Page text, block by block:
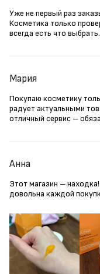
Уже не первый раз
Косметика только
всегда есть что
Мария
Покупаю косметику
радует актуальными
отличный сервис –
Анна
Этот магазин –
довольна каждой